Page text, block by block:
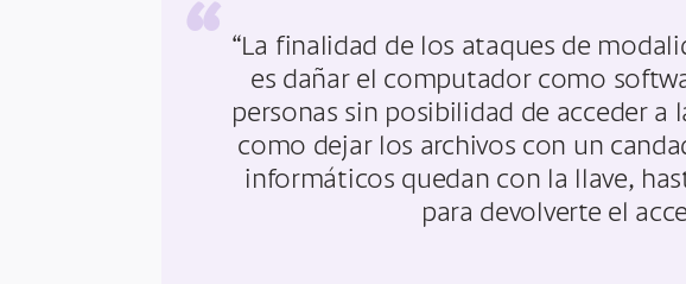
“ “La finalidad de los ataques de
es dañar el computador como
personas sin posibilidad de acceder
como dejar los archivos con un
informáticos quedan con la llave,
para devolverte el